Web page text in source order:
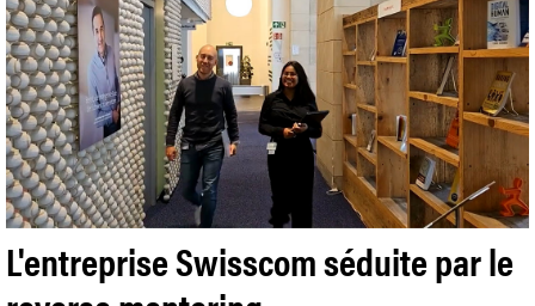
L'entreprise Swisscom séduite par le